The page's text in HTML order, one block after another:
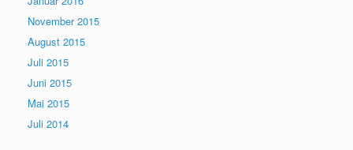
November 2015
August 2015
Juli 2015
Juni 2015
Mai 2015
Juli 2014